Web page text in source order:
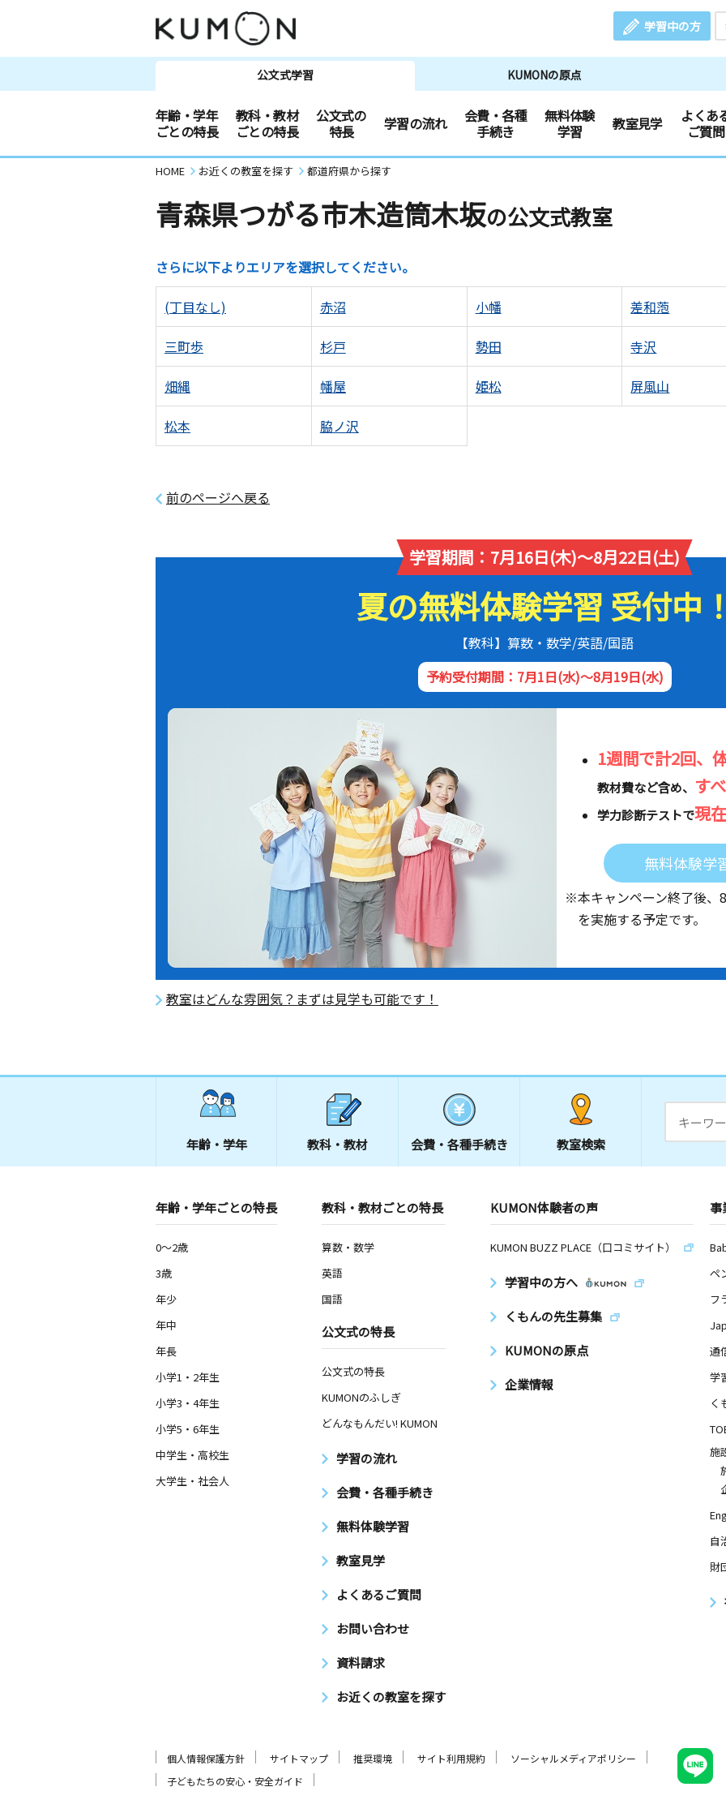
学習中の方
公文式学習 KUMONの原点
年齢・学年
ごとの特長
教科・教材
ごとの特長
公文式の
特長
学習の流れ
会費・各種
手続き
無料体験
学習
教室見学
よくあ
ご質問
HOME お近くの教室を探す 都道府県から探す
青森県つがる市木造筒木坂の公文式教室
さらに以下よりエリアを選択してください。
(丁目なし) 赤沼 小幡 差和萢
三町歩 杉戸 勢田 寺沢
畑縄 幡屋 姫松 屏風山
松本 脇ノ沢
前のページへ戻る
学習期間：7月16日(木)～8月22日(土)
夏の無料体験学習 受付中
【教科】算数・数学/英語/国語
予約受付期間：7月1日(水)～8月19日(水)
1週間で計2回、
教材費など含め、 す
学力診断テストで現
無料体験学
※本キャンペーン終了後、
を実施する予定です。
教室はどんな雰囲気？まずは見学も可能です！
年齢・学年 教科・教材 会費・ 各種手続き 教室検索
年齢・学年ごとの特長
0～2歳
3歳
年少
年中
年長
小学1・2年生
小学3・4年生
小学5・6年生
中学生・高校生
大学生・社会人
教科・教材ごとの特長
算数・数学
英語
国語
公文式の特長
公文式の特長
KUMONのふしぎ
どんなもんだい! KUMON
学習の流れ
会費・各種手続き
無料体験学習
教室見学
よくあるご質問
お問い合わせ
資料請求
お近くの教室を探す
KUMON体験者の声
KUMON BUZZ PLACE（口コミサイト）
学習中の方へ
くもんの先生募集
KUMONの原点
企業情報
事
ペ
フ
通
学
く
施
自
財
個人情報保護方針 サイトマップ 推奨環境 サイト利用規約
ソーシャルメディアポリシー
子どもたちの安心・安全ガイド